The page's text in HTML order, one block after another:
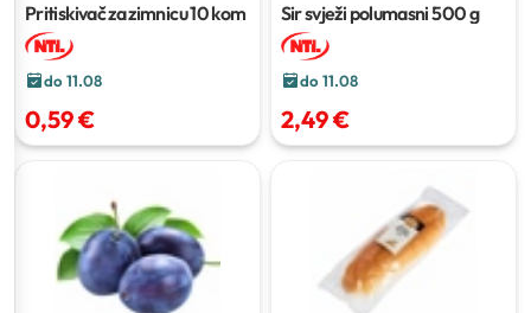
Pritiskivač za zimnicu10 kom
do 11.08
0,59 €
Sir svježi polumasni500 g
do 11.08
2,49 €